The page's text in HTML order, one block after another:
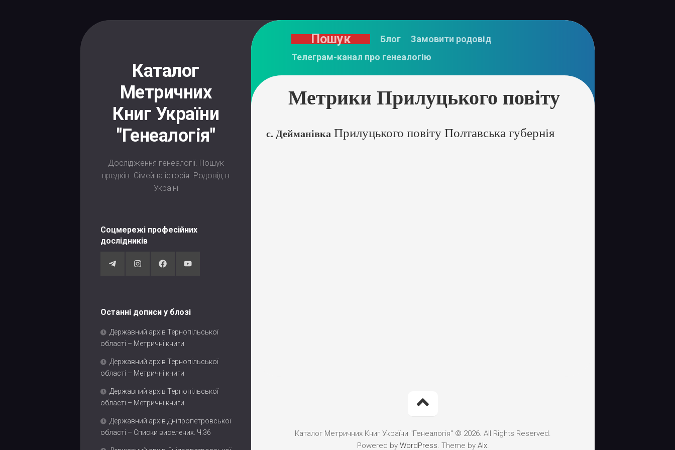
Каталог
Метричних
Книг України
"Генеалогія"
Дослідження генеалогії. Пошук
предків. Сімейна історія. Родовід в
Україні
Соцмережі професійних
дослідників
Останні дописи у блозі
Державний архів Тернопільської
області – Метричні книги
Державний архів Тернопільської
області – Метричні книги
Державний архів Тернопільської
області – Метричні книги
Державний архів Дніпропетровської
області – Списки виселених. Ч.36
Пошук Блог
Замовити родовід
Телеграм-канал про генеалогію
Метрики Прилуцького повіту
с. Дейманівка Прилуцького повіту Полтавська губернія
Каталог Метричних Книг України "Генеалогія" © 2026. All Rights Reserved.
Powered by WordPress. Theme by Alx.